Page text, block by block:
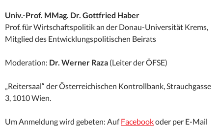
Univ.-Prof. MMag. Dr. Gottfried Haber
Prof. für Wirtschaftspolitik an der Donau-Universität Krems,
Mitglied des Entwicklungspolitischen Beirats
Moderation: Dr. Werner Raza (Leiter der ÖFSE)
„Reitersaal“ der Österreichischen Kontrollbank, Strauchgasse
3, 1010 Wien.
Um Anmeldung wird gebeten: AufFacebookoder per E-Mail